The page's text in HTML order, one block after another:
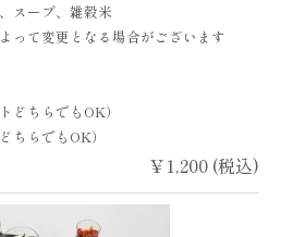
スープ、雑穀米
って変更となる場合がございます
どちらでもOK）
ちらでもOK）
￥1,200 (税込)